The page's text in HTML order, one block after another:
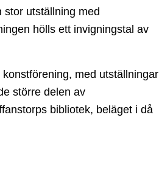
stor utställning med
hölls ett invigningstal av
med utställningar
större delen av
bibliotek, beläget i då